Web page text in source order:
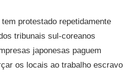
protestado repetidamente
tribunais sul-coreanos
japonesas paguem
os locais ao trabalho escravo